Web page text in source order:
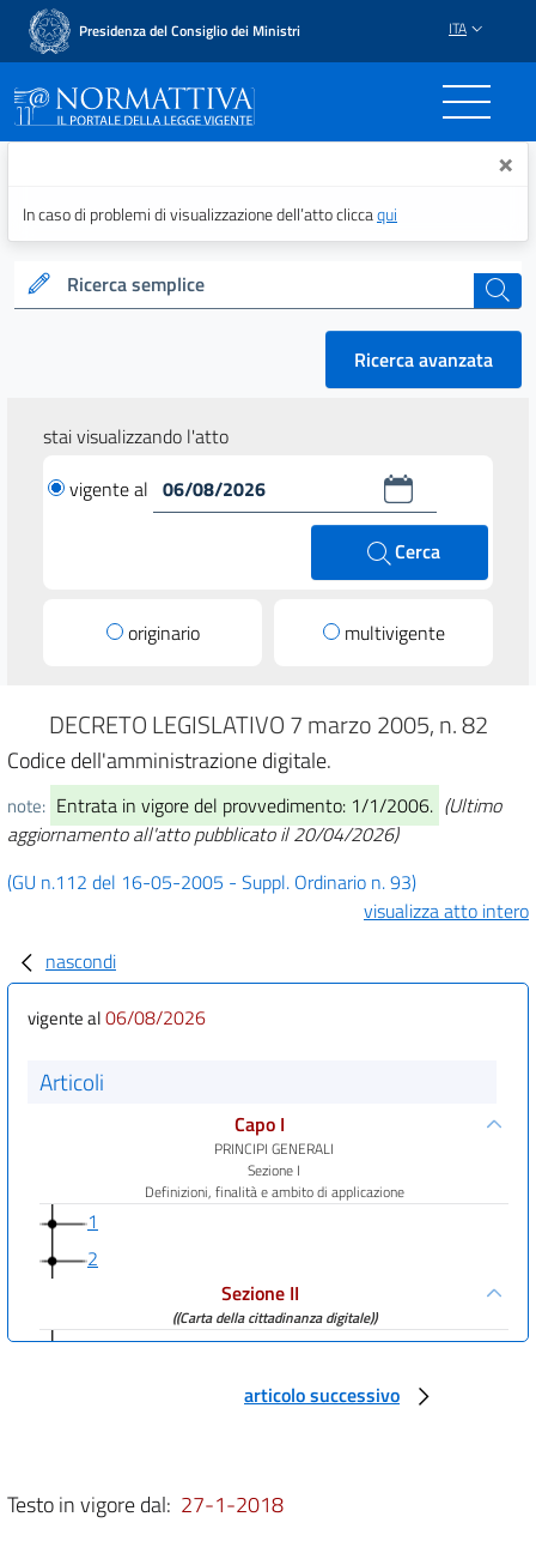
Presidenza del Consiglio dei Ministri ITA
Normattiva - Il portale ×
In caso di problemi di visualizzazione dell’atto cliccaqui
Ricerca semplice cerca
Ricerca avanzata
stai visualizzando l'atto
vigente al
Cerca
originario multivigente
DECRETO LEGISLATIVO 7 marzo 2005, n. 82
Codice dell'amministrazione digitale.
note: Entrata in vigore del provvedimento: 1/1/2006. (Ultimo
aggiornamento all'atto pubblicato il 20/04/2026)
(GU n.112 del 16-05-2005 - Suppl. Ordinario n. 93)
visualizza atto intero
nascondi
vigente al06/08/2026
Articoli
Capo I
PRINCIPI GENERALI
Sezione I
Definizioni, finalità e ambito di applicazione
1
2
Sezione II
((Carta della cittadinanza digitale))
3
5
articolo successivo
Testo in vigore dal: 27-1-2018